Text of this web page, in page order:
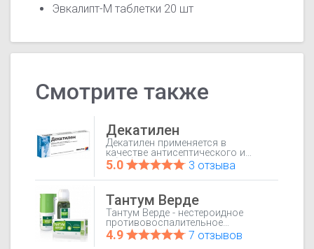
Эвкалипт-М таблетки 20 шт
Смотрите также
Декатилен
Декатилен применяется в
качестве антисептического и
обезболивающего средства для
адъювантной терапии при
нетяжелых инфекционно-
воспалительных процессах
полости рта и глотки (гингивит,
рецидивирующий афтозный
стоматит, фарингит, тонзиллит и
кандидозный стоматит). При
бактериальной инфекции,
5.0 3 отзыва
Тантум Верде
Тантум Верде - нестероидное
противовоспалительное
средство для местного
применения. Действующее
4.9 7 отзывов